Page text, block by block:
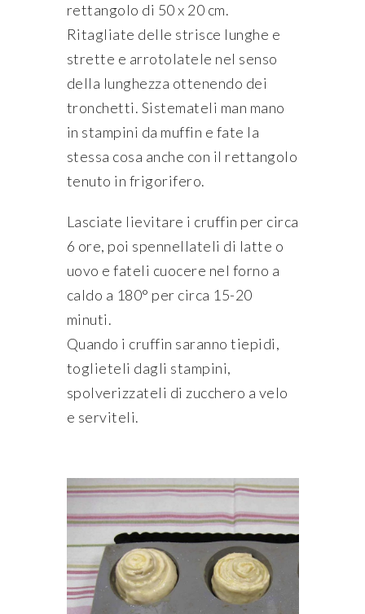
rettangolo di 50 x 20 cm.
Ritagliate delle strisce lunghe e
strette e arrotolatele nel senso
della lunghezza ottenendo dei
tronchetti. Sistemateli man mano
in stampini da muffin e fate la
stessa cosa anche con il rettangolo
tenuto in frigorifero.
Lasciate lievitare i cruffin per circa
6 ore, poi spennellateli di latte o
uovo e fateli cuocere nel forno a
caldo a 180° per circa 15-20
minuti.
Quando i cruffin saranno tiepidi,
toglieteli dagli stampini,
spolverizzateli di zucchero a velo
e serviteli.